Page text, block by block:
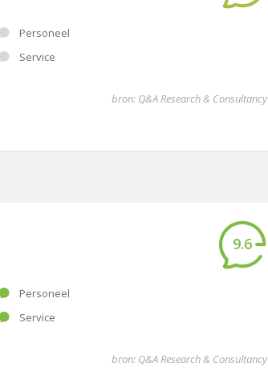
Personeel
Service
bron: Q&A Research & Consultancy
9.6
Personeel
Service
bron: Q&A Research & Consultancy